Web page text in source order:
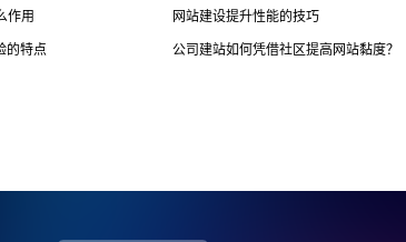
作用
的特点
网站建设提升性能的技巧
公司建站如何凭借社区提高网站黏度？